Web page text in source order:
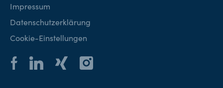
Kontakt
Impressum
Datenschutzerklärung
Cookie-Einstellungen